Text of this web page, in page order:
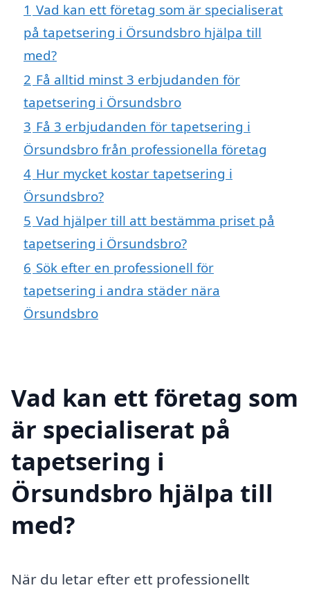
1 Vad kan ett företag som är specialiserat
på tapetsering i Örsundsbro hjälpa till
med?
2 Få alltid minst 3 erbjudanden för
tapetsering i Örsundsbro
3 Få 3 erbjudanden för tapetsering i
Örsundsbro från professionella företag
4 Hur mycket kostar tapetsering i
Örsundsbro?
5 Vad hjälper till att bestämma priset på
tapetsering i Örsundsbro?
6 Sök efter en professionell för
tapetsering i andra städer nära
Örsundsbro
Vad kan ett företag som
är specialiserat på
tapetsering i
Örsundsbro hjälpa till
med?
När du letar efter ett professionellt